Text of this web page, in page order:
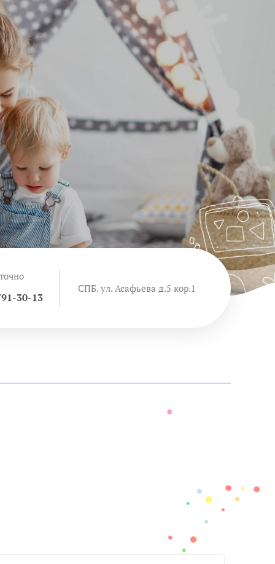
30-13
СПБ. ул. Асафьева д.5 кор.1